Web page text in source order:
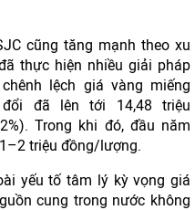
cũng tăng mạnh theo xu
thực hiện nhiều giải pháp
lệch giá vàng miếng
đã lên tới 14,48 triệu
Trong khi đó, đầu năm
triệu đồng/lượng.
yếu tố tâm lý kỳ vọng giá
cung trong nước không